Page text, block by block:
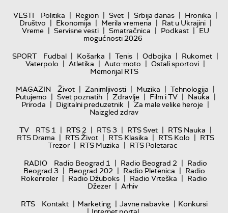
VESTI Politika | Region | Svet | Srbija danas | Hronika |
Društvo | Ekonomija | Merila vremena | Rat u Ukrajini |
Vreme | Servisne vesti | Smatračnica | Podkast | EU
mogućnosti 2026
SPORT
Fudbal | Košarka | Tenis | Odbojka | Rukomet |
Vaterpolo | Atletika | Auto-moto | Ostali sportovi |
Memorijal RTS
MAGAZIN
Život | Zanimljivosti | Muzika | Tehnologija |
Putujemo | Svet poznatih | Zdravlje | Film i TV | Nauka |
Priroda | Digitalni preduzetnik | Za male velike heroje |
Naizgled zdrav
TV
RTS 1 | RTS 2 | RTS 3 | RTS Svet | RTS Nauka |
RTS Drama | RTS Život | RTS Klasika | RTS Kolo | RTS
Trezor | RTS Muzika | RTS Poletarac
RADIO
Radio Beograd 1 | Radio Beograd 2 | Radio
Beograd 3 | Beograd 202 | Radio Pletenica | Radio
Rokenroler | Radio Džuboks | Radio Vrteška | Radio
Džezer | Arhiv
RTS
Kontakt | Marketing | Javne nabavke | Konkursi